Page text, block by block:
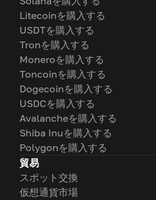
Litecoinを購入する
USDTを購入する
Tronを購入する
Moneroを購入する
Toncoinを購入する
Dogecoinを購入する
USDCを購入する
Avalancheを購入する
Shiba Inuを購入する
Polygonを購入する
貿易
スポット交換
仮想通貨市場